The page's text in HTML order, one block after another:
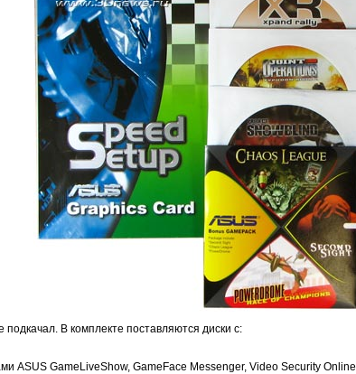
В комплекте поставляются диски с:
ASUS GameLiveShow, GameFace Messenger, Video Security Online